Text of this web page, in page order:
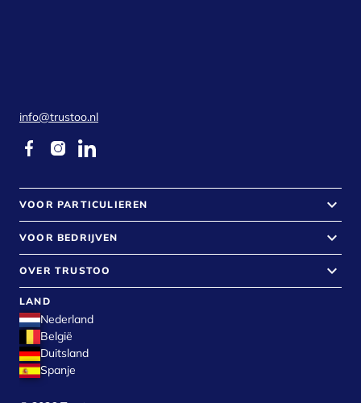
info@trustoo.nl
VOOR PARTICULIEREN keyboard_arrow_down
VOOR BEDRIJVEN keyboard_arrow_down
OVER TRUSTOO keyboard_arrow_down
LAND
Nederland
België
Duitsland
Spanje